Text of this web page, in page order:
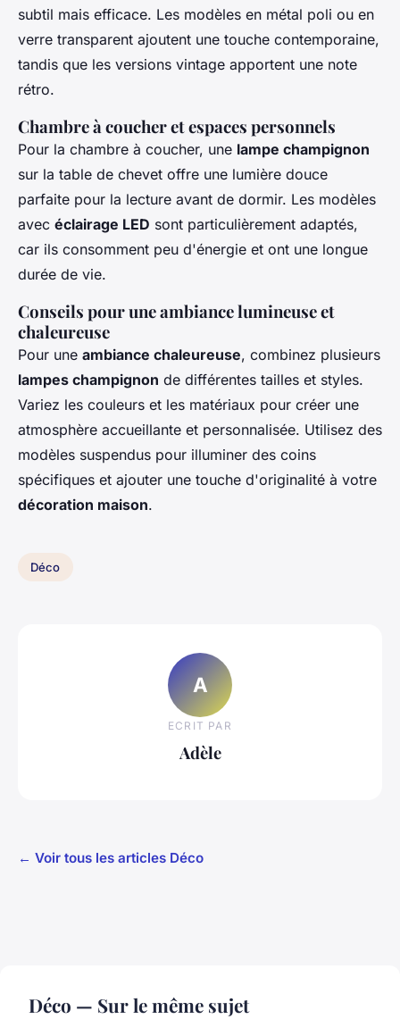
subtil mais efficace. Les modèles en métal poli ou en
verre transparent ajoutent une touche contemporaine,
tandis que les versions vintage apportent une note
rétro.
Chambre à coucher et espaces personnels
Pour la chambre à coucher, une lampe champignon
sur la table de chevet offre une lumière douce
parfaite pour la lecture avant de dormir. Les modèles
avec éclairage LED sont particulièrement adaptés,
car ils consomment peu d'énergie et ont une longue
durée de vie.
Conseils pour une ambiance lumineuse et
chaleureuse
Pour une ambiance chaleureuse, combinez plusieurs
lampes champignon de différentes tailles et styles.
Variez les couleurs et les matériaux pour créer une
atmosphère accueillante et personnalisée. Utilisez des
modèles suspendus pour illuminer des coins
spécifiques et ajouter une touche d'originalité à votre
décoration maison.
Déco
A
ECRIT PAR
Adèle
← Voir tous les articles Déco
Déco — Sur le même sujet